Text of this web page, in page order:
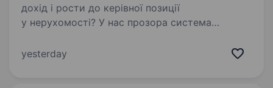
дохід і рости до керівної позиції
у нерухомості? У нас прозора система
«Контракт Нерухомість» — команда, яка
yesterday